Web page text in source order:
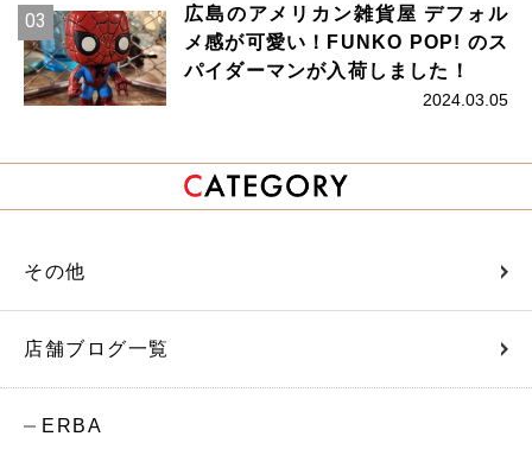
広島のアメリカン雑貨屋 デフォル
メ感が可愛い！FUNKO POP! のス
パイダーマンが入荷しました！
2024.03.05
その他
店舗ブログ一覧
ERBA